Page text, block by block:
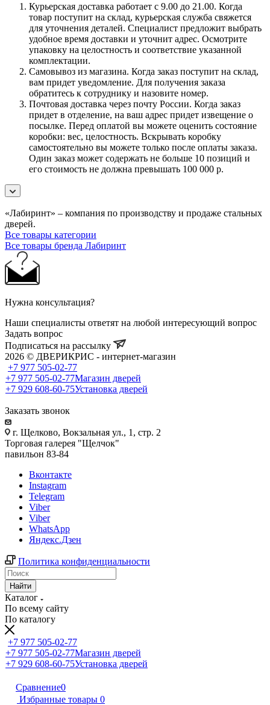
Курьерская доставка работает с 9.00 до 21.00. Когда
товар поступит на склад, курьерская служба свяжется
для уточнения деталей. Специалист предложит выбрать
удобное время доставки и уточнит адрес. Осмотрите
упаковку на целостность и соответствие указанной
комплектации.
Самовывоз из магазина. Когда заказ поступит на склад,
вам придет уведомление. Для получения заказа
обратитесь к сотруднику и назовите номер.
Почтовая доставка через почту России. Когда заказ
придет в отделение, на ваш адрес придет извещение о
посылке. Перед оплатой вы можете оценить состояние
коробки: вес, целостность. Вскрывать коробку
самостоятельно вы можете только после оплаты заказа.
Один заказ может содержать не больше 10 позиций и
его стоимость не должна превышать 100 000 р.
«Лабиринт» – компания по производству и продаже стальных
дверей.
Все товары категории
Все товары бренда Лабиринт
Нужна консультация?
Наши специалисты ответят на любой интересующий вопрос
Задать вопрос
Подписаться на рассылку
2026 © ДВЕРИКРИС - интернет-магазин
+7 977 505-02-77
+7 977 505-02-77Магазин дверей
+7 929 608-60-75Установка дверей
Заказать звонок
г. Щелково, Вокзальная ул., 1, стр. 2
Торговая галерея "Щелчок"
павильон 83-84
Вконтакте
Instagram
Telegram
Viber
Viber
WhatsApp
Яндекс.Дзен
Политика конфиденциальности
Найти
Каталог
По всему сайту
По каталогу
+7 977 505-02-77
+7 977 505-02-77Магазин дверей
+7 929 608-60-75Установка дверей
Сравнение0
Избранные товары 0